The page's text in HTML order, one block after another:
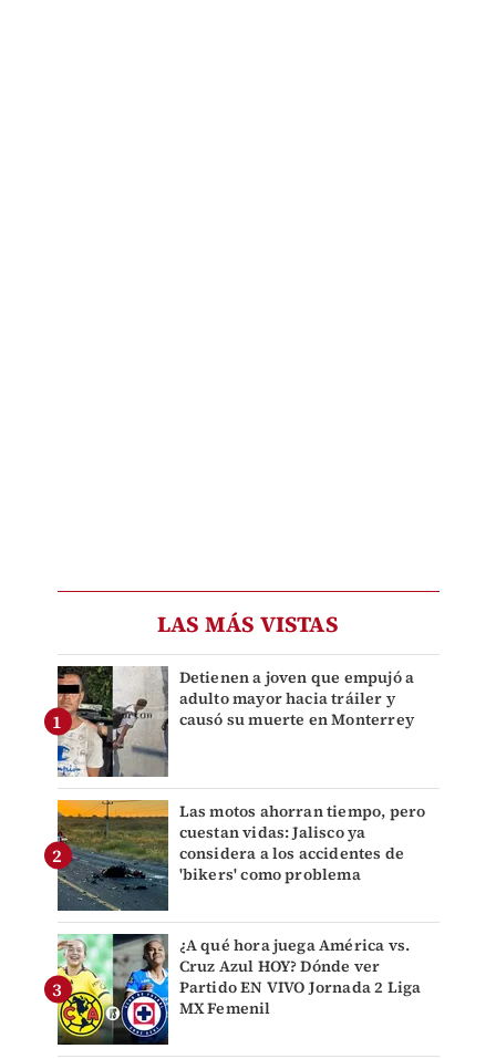
LAS MÁS VISTAS
Detienen a joven que empujó a
adulto mayor hacia tráiler y
causó su muerte en Monterrey
Las motos ahorran tiempo, pero
cuestan vidas: Jalisco ya
considera a los accidentes de
'bikers' como problema
¿A qué hora juega América vs.
Cruz Azul HOY? Dónde ver
Partido EN VIVO Jornada 2 Liga
MX Femenil